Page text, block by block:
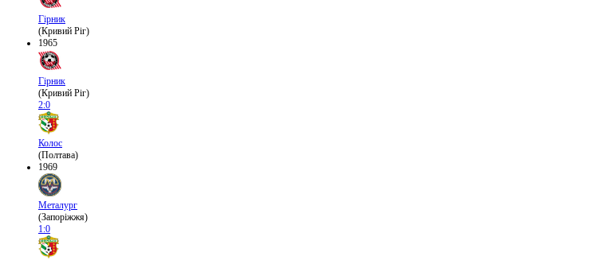
Гірник
(Кривий Ріг)
1965
Гірник
(Кривий Ріг)
2:0
Колос
(Полтава)
1969
Металург
(Запоріжжя)
1:0